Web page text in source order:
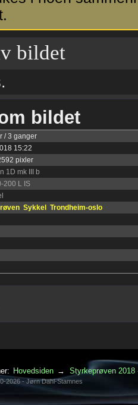
bildet
bildet
/ 3 ganger
15:22
pixler
1D mk III b
200 L IS
Sykkel
Trondheim-oslo
Hovedsiden → Styrkeprøven 2018
2026 - Jørn Dahl-Stamnes